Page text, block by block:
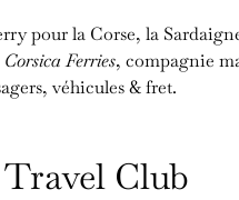
pour la Corse, la
Corsica Ferries, compagnie
véhicules & fret.
Club